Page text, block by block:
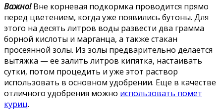
Важно!Вне корневая подкормка проводится прямо
перед цветением, когда уже появились бутоны. Для
этого на десять литров воды развести два грамма
борной кислоты и марганца, а также стакан
просеянной золы. Из золы предварительно делается
вытяжка — ее залить литров кипятка, настаивать
сутки, потом процедить и уже этот раствор
использовать в основном удобрении. Еще в качестве
отличного удобрения можно использовать помет
куриц.